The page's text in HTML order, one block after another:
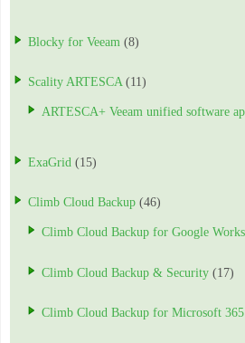
Blocky for Veeam (8)
Scality ARTESCA (11)
ARTESCA+ Veeam unified software
ExaGrid (15)
Climb Cloud Backup (46)
Climb Cloud Backup for Google
Climb Cloud Backup & Security (17)
Climb Cloud Backup for Microsoft 365